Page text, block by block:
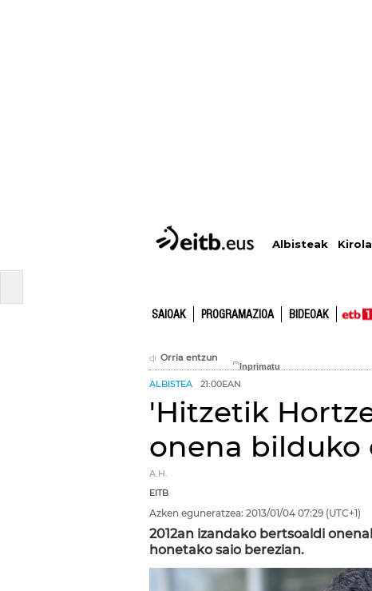
Albisteak
SAIOAK PROGRAMAZIOA BIDEOAK
Orria entzun
ALBISTEA 21:00EAN
'Hitzetik
onena bilduko
A.H.
EITB
Azken eguneratzea: 2013/01/04 07:29 (UTC+1)
2012an izandako bertsoaldi
honetako saio berezian.